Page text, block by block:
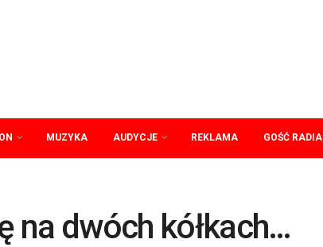
MUZYKA AUDYCJE REKLAMA GOŚĆ RADIA
na dwóch kółkach…